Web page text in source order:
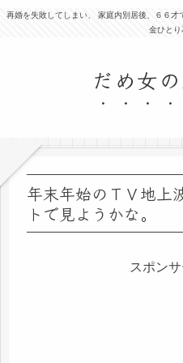
再婚を失敗してしまい、 家庭内別居後、６６
金ひと
だめ女
年末年始のＴＶ地上
トで見ようかな。
スポン